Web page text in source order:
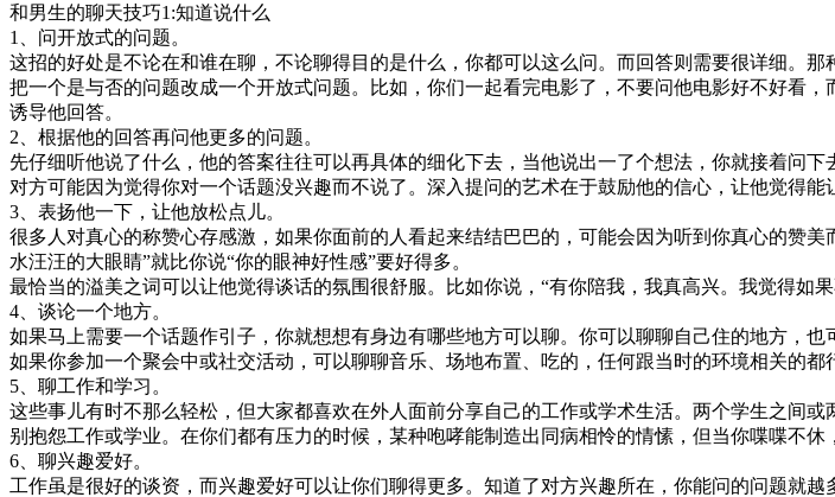
和男生的聊天技巧1:知道说什么
1、问开放式的问题。
这招的好处是不论在和谁在聊，不论聊得目的是什么，你都可以这么问。而回答则需要很详细。那
把一个是与否的问题改成一个开放式问题。比如，你们一起看完电影了，不要问他电影好不好看
诱导他回答。
2、根据他的回答再问他更多的问题。
先仔细听他说了什么，他的答案往往可以再具体的细化下去，当他说出一了个想法，你就接着问
对方可能因为觉得你对一个话题没兴趣而不说了。深入提问的艺术在于鼓励他的信心，让他觉得能
3、表扬他一下，让他放松点儿。
很多人对真心的称赞心存感激，如果你面前的人看起来结结巴巴的，可能会因为听到你真心的赞
水汪汪的大眼睛”就比你说“你的眼神好性感”要好得多。
最恰当的溢美之词可以让他觉得谈话的氛围很舒服。比如你说，“有你陪我，我真高兴。我觉得如
4、谈论一个地方。
如果马上需要一个话题作引子，你就想想有身边有哪些地方可以聊。你可以聊聊自己住的地方，也
如果你参加一个聚会中或社交活动，可以聊聊音乐、场地布置、吃的，任何跟当时的环境相关的
5、聊工作和学习。
这些事儿有时不那么轻松，但大家都喜欢在外人面前分享自己的工作或学术生活。两个学生之间
别抱怨工作或学业。在你们都有压力的时候，某种咆哮能制造出同病相怜的情愫，但当你喋喋不休
6、聊兴趣爱好。
工作虽是很好的谈资，而兴趣爱好可以让你们聊得更多。知道了对方兴趣所在，你能问的问题就